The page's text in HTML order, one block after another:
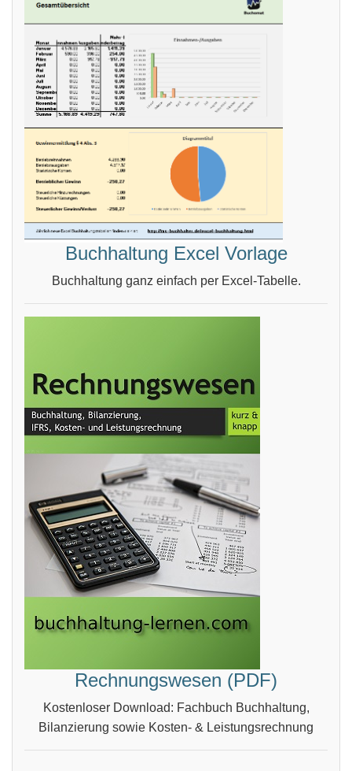
Buchhaltung Excel Vorlage
Buchhaltung ganz einfach per Excel-Tabelle.
Rechnungswesen (PDF)
Kostenloser Download: Fachbuch Buchhaltung,
Bilanzierung sowie Kosten- & Leistungsrechnung